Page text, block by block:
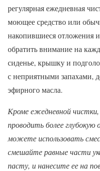
регулярная ежедневная
моющее средство или
накопившиеся отложения
обратить внимание на
сиденье, крышку и
с неприятными запахами,
эфирного масла.
Кроме ежедневной чистки,
проводить более
можете использовать
смешайте равные части
пасту, и нанесите ее на